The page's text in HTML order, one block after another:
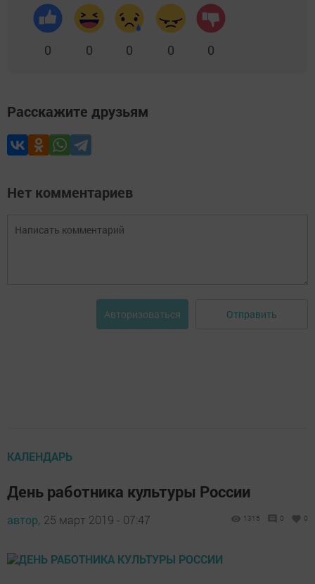
0 0 0 0 0
Расскажите друзьям
Нет комментариев
Авторизоваться Отправить
КАЛЕНДАРЬ
День работника культуры России
автор, 25 март 2019 - 07:47 1315 0 0